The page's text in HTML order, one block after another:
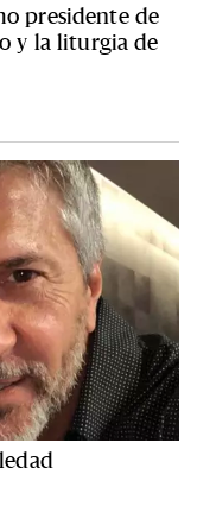
presidente de
y la liturgia de